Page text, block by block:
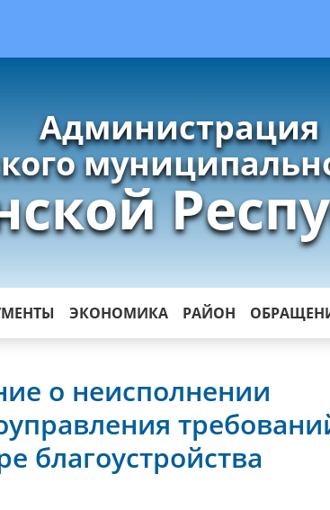
Администрация
ЭКОНОМИКА РАЙОН
о неисполнении
благоустройства